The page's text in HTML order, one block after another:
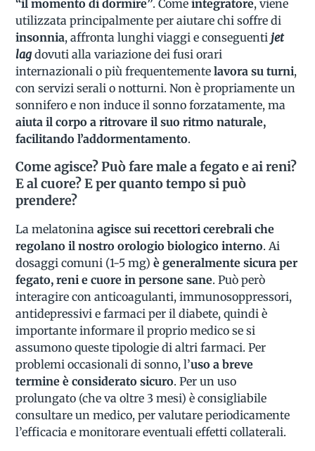
“il momento di dormire”. Comeintegratore, viene
utilizzata principalmente per aiutare chi soffre di
insonnia, affronta lunghi viaggi e conseguenti jet
lagdovuti alla variazione dei fusi orari
internazionali o più frequentementelavora su turni,
con servizi serali o notturni. Non è propriamente un
sonnifero e non induce il sonno forzatamente, ma
aiuta il corpo a ritrovare il suo ritmo naturale,
facilitando l’addormentamento.
Come agisce? Può fare male a fegato e ai reni?
E al cuore? E per quanto tempo si può
prendere?
La melatoninaagisce sui recettori cerebrali che
regolano il nostro orologio biologico interno. Ai
dosaggi comuni (1-5 mg)è generalmente sicura per
fegato, reni e cuore in persone sane. Può però
interagire con anticoagulanti, immunosoppressori,
antidepressivi e farmaci per il diabete, quindi è
importante informare il proprio medico se si
assumono queste tipologie di altri farmaci. Per
problemi occasionali di sonno, l’uso a breve
termine è considerato sicuro. Per un uso
prolungato (che va oltre 3 mesi) è consigliabile
consultare un medico, per valutare periodicamente
l’efficacia e monitorare eventuali effetti collaterali.